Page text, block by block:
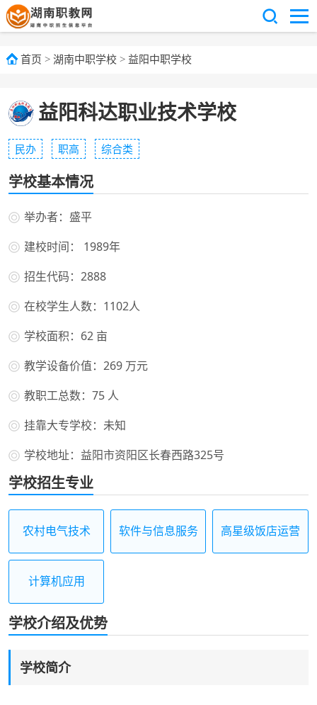
首页 > 湖南中职学校 > 益阳中职学校
益阳科达职业技术学校
民办 职高 综合类
学校基本情况
举办者：盛平
建校时间： 1989年
招生代码：2888
在校学生人数：1102人
学校面积：62 亩
教学设备价值：269 万元
教职工总数：75 人
挂靠大专学校：未知
学校地址：益阳市资阳区长春西路325号
学校招生专业
农村电气技术 软件与信息服务
高星级饭店运营
计算机应用
学校介绍及优势
学校简介